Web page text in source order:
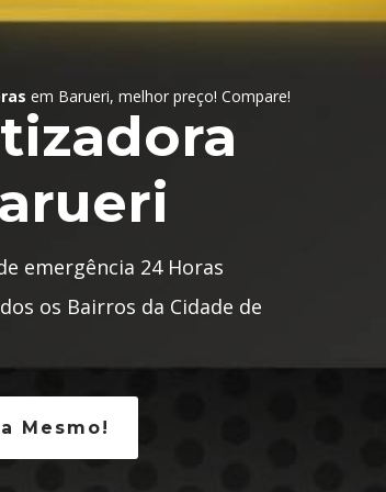
em Barueri, melhor preço! Compare!
emergência 24 Horas
os Bairros da Cidade de
Mesmo!